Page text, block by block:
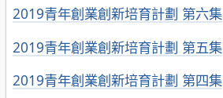
2019青年創業創新培育計劃 第六集
2019青年創業創新培育計劃 第五集
2019青年創業創新培育計劃 第四集